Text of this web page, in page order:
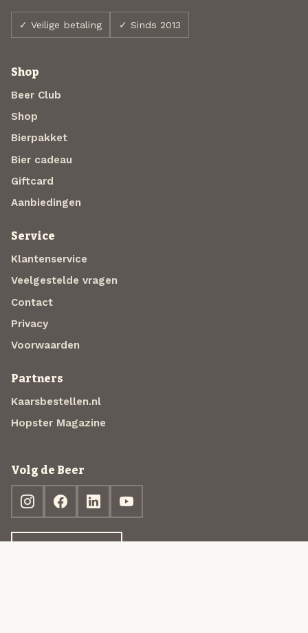
✓ Veilige betaling ✓ Sinds 2013
Shop
Beer Club
Shop
Bierpakket
Bier cadeau
Giftcard
Aanbiedingen
Service
Klantenservice
Veelgestelde vragen
Contact
Privacy
Voorwaarden
Partners
Kaarsbestellen.nl
Hopster Magazine
Volg de Beer